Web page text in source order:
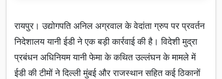
रायपुर। उद्योगपति अनिल अग्रवाल के वेदांता ग्रुप पर प्रवर्तन
निदेशालय यानी ईडी ने एक बड़ी कार्रवाई की है। विदेशी मुद्रा
प्रबंधन अधिनियम यानी फेमा के कथित उल्लंघन के मामले में
ईडी की टीमों ने दिल्ली मुंबई और राजस्थान सहित कई ठिकानों